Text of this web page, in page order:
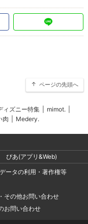
ページの先頭へ
ィズニー特集 mimot.
肉 Medery.
ぴあ(アプリ&Web)
ータの利用・著作権等
その他お問い合わせ
お問い合わせ